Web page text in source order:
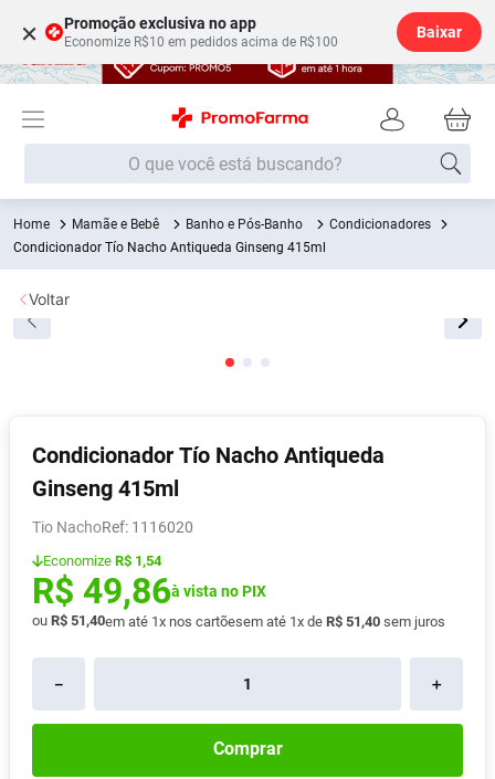
× Promoção exclusiva no app
Economize R$10 em pedidos acima de R$100
Baixar
O que você está buscando?
Mamãe e Bebê Banho e Pós-Banho
Condicionadores
Condicionador Tío Nacho Antiqueda Ginseng 415ml
Condicionador Tío Nacho Antiqueda
Ginseng 415ml
Tio Nacho : 1116020
Economize R$ 1,54
R$ 49,86à vista no PIX
ou R$ 51 ,40em até 1x nos cartõesem até 1x de R$ 51 ,40 sem juros
＋
－
Comprar
Voltar
Termos mais buscados
1º Fralda
2
5º Fralda G
6º Desodorante
7º Shampoo
8º Pampers Confort Sec
9º Vitamina D
10 º Soro Fisiológico